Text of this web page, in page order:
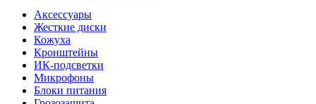
Аксессуары
Жесткие диски
Кожуха
Кронштейны
ИК-подсветки
Микрофоны
Блоки питания